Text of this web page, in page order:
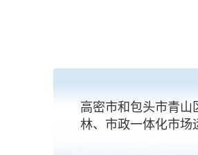
高密市和包头市青山
林、市政一体化市场